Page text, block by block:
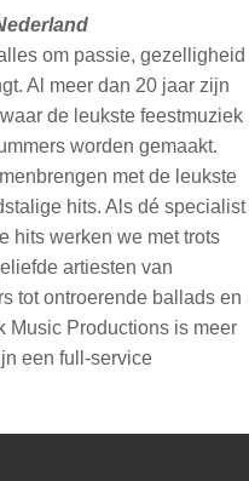
om passie, gezelligheid
Al meer dan 20 jaar zijn
de leukste feestmuziek
worden gemaakt.
met de leukste
hits. Als dé specialist
hits werken we met trots
artiesten van
tot ontroerende ballads en
Music Productions is meer
een full-service